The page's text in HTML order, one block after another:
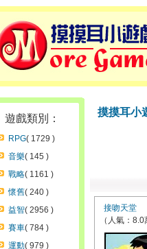
遊戲類別：
RPG( 1729 )
音樂( 145 )
戰略( 1161 )
懷舊( 240 )
益智( 2956 )
賽車( 784 )
運動( 979 )
摸摸耳小
接吻天堂
（人氣：